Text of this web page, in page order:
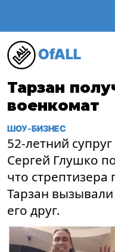
OfALL
Тарзан
военкомат
ШОУ-БИЗНЕС
52-летний
Сергей Глушко
что
Тарзан
его друг.